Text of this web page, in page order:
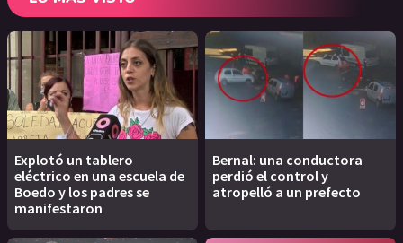
Explotó un tablero
eléctrico en una escuela de
Boedo y los padres se
manifestaron
Bernal: una conductora
perdió el control y
atropelló a un prefecto